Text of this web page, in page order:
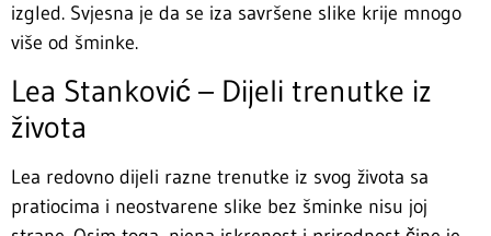
izgled. Svjesna je da se iza savršene slike krije mnogo
više od šminke.
Lea Stanković – Dijeli trenutke iz
života
Lea redovno dijeli razne trenutke iz svog života sa
pratiocima i neostvarene slike bez šminke nisu joj